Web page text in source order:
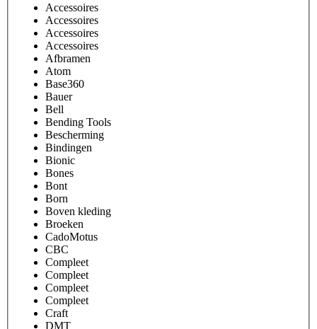
Accessoires
Accessoires
Accessoires
Accessoires
Afbramen
Atom
Base360
Bauer
Bell
Bending Tools
Bescherming
Bindingen
Bionic
Bones
Bont
Born
Boven kleding
Broeken
CadoMotus
CBC
Compleet
Compleet
Compleet
Compleet
Craft
DMT